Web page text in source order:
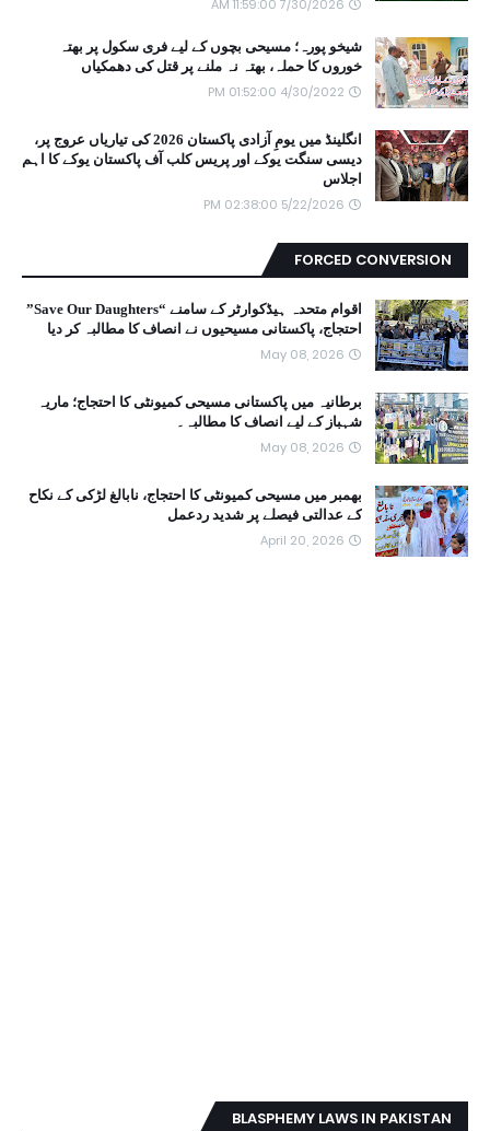
7/30/2026 11:59:00 AM
شیخو پورہ؛ مسیحی بچوں کے لیے فری سکول پر بھتہ
خوروں کا حملہ، بھتہ نہ ملنے پر قتل کی دھمکیاں
4/30/2022 01:52:00 PM
انگلینڈ میں یومِ آزادی پاکستان 2026 کی تیاریاں عروج پر،
دیسی سنگت یوکے اور پریس کلب آف پاکستان یوکے کا اہم
اجلاس
5/22/2026 02:38:00 PM
FORCED CONVERSION
اقوام متحدہ ہیڈکوارٹر کے سامنے “Save Our Daughters”
احتجاج، پاکستانی مسیحیوں نے انصاف کا مطالبہ کر دیا
May 08, 2026
برطانیہ میں پاکستانی مسیحی کمیونٹی کا احتجاج؛ ماریہ
شہباز کے لیے انصاف کا مطالبہ۔
May 08, 2026
بھمبر میں مسیحی کمیونٹی کا احتجاج، نابالغ لڑکی کے نکاح
کے عدالتی فیصلے پر شدید ردعمل
April 20, 2026
BLASPHEMY LAWS IN PAKISTAN